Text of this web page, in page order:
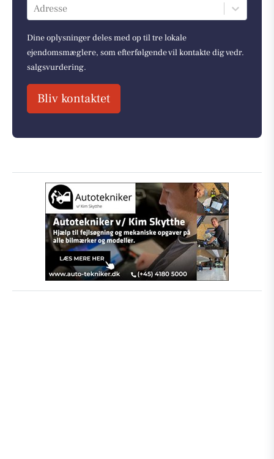
Adresse
Dine oplysninger deles med op til tre lokale
ejendomsmæglere, som efterfølgende vil kontakte dig vedr.
salgsvurdering.
Bliv kontaktet